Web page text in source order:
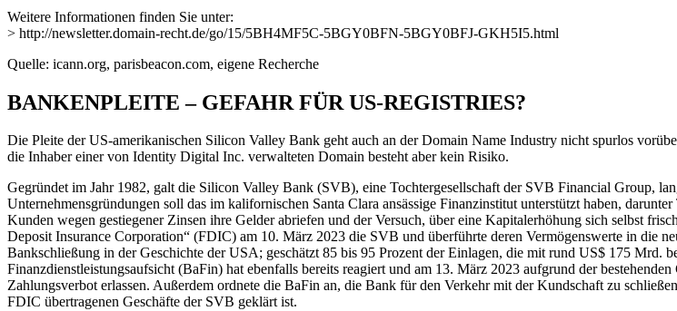
Weitere Informationen finden Sie unter:
> http://newsletter.domain-recht.de/go/15/5BH4MF5C-5BGY0BFN-5BGY0BFJ-GKH5I5.html
Quelle: icann.org, parisbeacon.com, eigene Recherche
BANKENPLEITE – GEFAHR FÜR US-REGISTRIES?
Die Pleite der US-amerikanischen Silicon Valley Bank geht auch an der Domain Name Industry nicht spurlos
die Inhaber einer von Identity Digital Inc. verwalteten Domain besteht aber kein Risiko.
Gegründet im Jahr 1982, galt die Silicon Valley Bank (SVB), eine Tochtergesellschaft der SVB Financial Group,
Unternehmensgründungen soll das im kalifornischen Santa Clara ansässige Finanzinstitut unterstützt haben,
Kunden wegen gestiegener Zinsen ihre Gelder abriefen und der Versuch, über eine Kapitalerhöhung sich selbst
Deposit Insurance Corporation“ (FDIC) am 10. März 2023 die SVB und überführte deren Vermögenswerte in
Bankschließung in der Geschichte der USA; geschätzt 85 bis 95 Prozent der Einlagen, die mit rund US$ 175 Mrd.
Finanzdienstleistungsaufsicht (BaFin) hat ebenfalls bereits reagiert und am 13. März 2023 aufgrund der
Zahlungsverbot erlassen. Außerdem ordnete die BaFin an, die Bank für den Verkehr mit der Kundschaft zu
FDIC übertragenen Geschäfte der SVB geklärt ist.